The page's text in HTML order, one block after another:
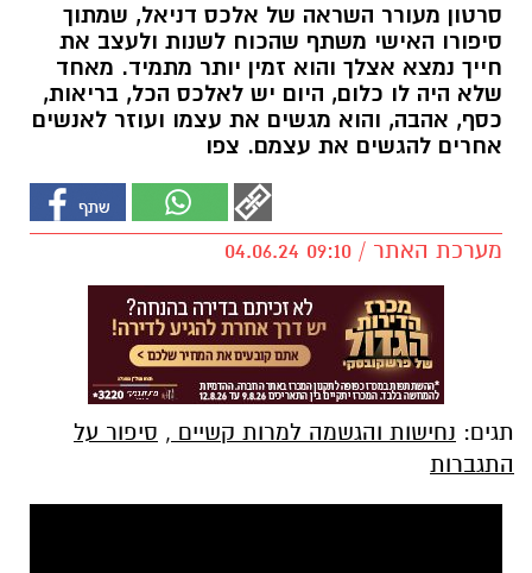
סרטון מעורר השראה של אלכס דניאל, שמתוך
סיפורו האישי משתף שהכוח לשנות ולעצב את
חייך נמצא אצלך והוא זמין יותר מתמיד. מאחד
שלא היה לו כלום, היום יש לאלכס הכל, בריאות,
כסף, אהבה, והוא מגשים את עצמו ועוזר לאנשים
אחרים להגשים את עצמם. צפו
מערכת האתר / 09:10 04.06.24
תגים: נחישות והגשמה למרות קשיים , סיפור על
התגברות